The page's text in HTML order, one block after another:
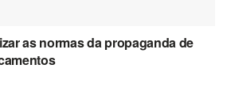
as normas da propaganda de